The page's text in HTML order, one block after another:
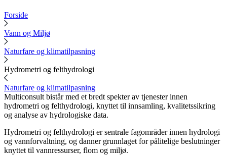
Forside
Vann og Miljø
Naturfare og klimatilpasning
Hydrometri og felthydrologi
Naturfare og klimatilpasning
Multiconsult bistår med et bredt spekter av tjenester innen
hydrometri og felthydrologi, knyttet til innsamling, kvalitetssikring
og analyse av hydrologiske data.
Hydrometri og felthydrologi er sentrale fagområder innen hydrologi
og vannforvaltning, og danner grunnlaget for pålitelige beslutninger
knyttet til vannressurser, flom og miljø.